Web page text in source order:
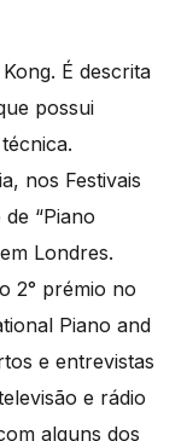
É descrita
possui
nos Festivais
“Piano
Londres.
2° prémio no
Piano and
e entrevistas
e rádio
alguns dos